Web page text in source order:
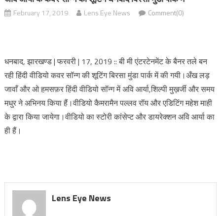
February 17, 2019 Lens Eye News Comment(0)
धनबाद, झारखण्ड | फरवरी | 17, 2019 :: बी मी एंटरटेनमेंट के बैनर तले बन
रही हिंदी वीडियो कवर सॉन्ग की शूटिंग बिरसा मुंडा पार्क में की गयी।अँख लड़
जावाँ और ओ हमसफ़र हिंदी वीडियो सॉन्ग में अवि आर्या,शिल्पी मुख़र्जी और समय
मधुर ने अभिनय किया हैं।वीडियो कैमरामैन पल्लव रॉय और एडिटिंग महेश माही
के द्वारा किया जायेगा।वीडियो का स्टोरी कांसेप्ट और डायरेक्शन अवि आर्या का
ही हैं।
Lens Eye News